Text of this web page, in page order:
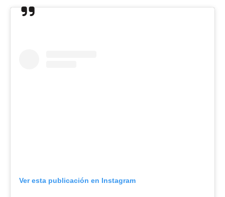
Ver esta publicación en Instagram